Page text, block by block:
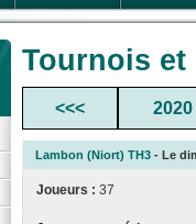
Tournois
<<< 2020
Lambon (Niort) TH3 - Le
Joueurs : 37